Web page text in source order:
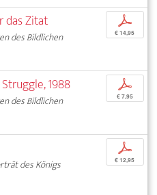
das Zitat
des Bildlichen
p
€ 14,95
1988
des Bildlichen
p
€ 7,95
des Königs
p
€ 12,95